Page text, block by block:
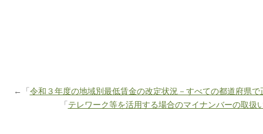
←「 令和３年度の地域別最低賃金の改定状況－すべての都道府県で
「 テレワーク等を活用する場合のマイナンバーの取扱